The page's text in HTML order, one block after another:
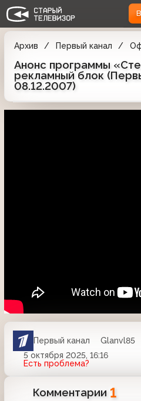
Архив Первый канал
Анонс программы
рекламный блок
08.12.2007)
Первый канал Glanvl85
5 октября 2025, 16:16
Есть проблема?
Комментарии 1